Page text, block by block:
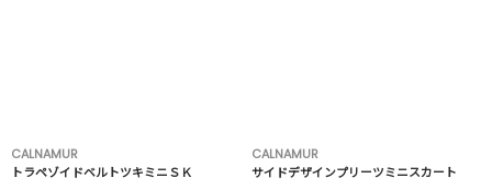
CALNAMUR
トラペゾイドベルトツキミニＳＫ
CALNAMUR
サイドデザインプリーツミニスカート